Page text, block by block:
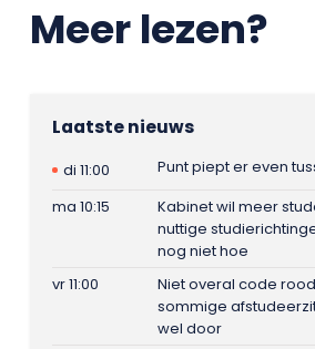
Meer lezen?
Laatste nieuws
di 11:00
Punt piept er even
ma 10:15
Kabinet wil meer
nuttige
nog niet hoe
vr 11:00
Niet overal code
sommige
wel door